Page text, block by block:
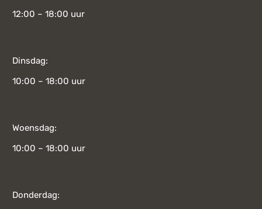
12:00 – 18:00 uur
Dinsdag:
10:00 – 18:00 uur
Woensdag:
10:00 – 18:00 uur
Donderdag: